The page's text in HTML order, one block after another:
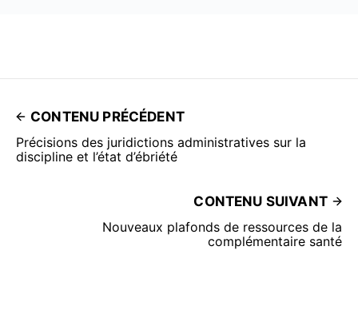
CONTENU PRÉCÉDENT
Précisions des juridictions administratives sur la
discipline et l’état d’ébriété
CONTENU SUIVANT
Nouveaux plafonds de ressources de la
complémentaire santé